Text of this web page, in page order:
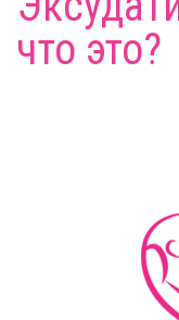
что это?